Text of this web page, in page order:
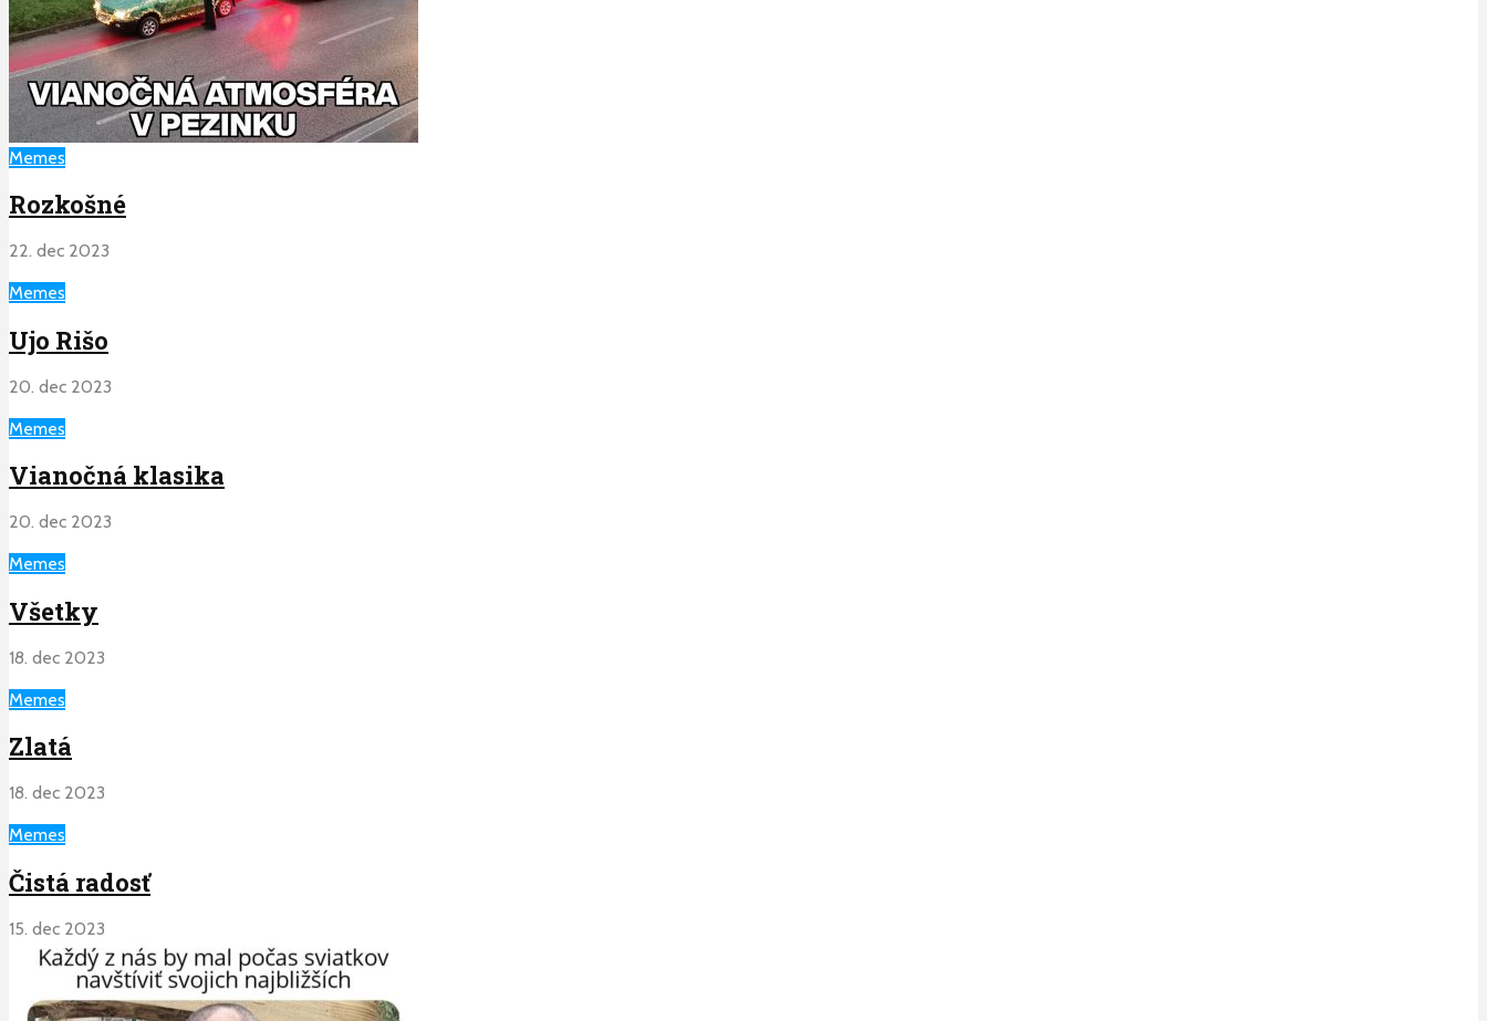
Memes
Rozkošné
22. dec 2023
Memes
Ujo Rišo
20. dec 2023
Memes
Vianočná klasika
20. dec 2023
Memes
Všetky
18. dec 2023
Memes
Zlatá
18. dec 2023
Memes
Čistá radosť
15. dec 2023